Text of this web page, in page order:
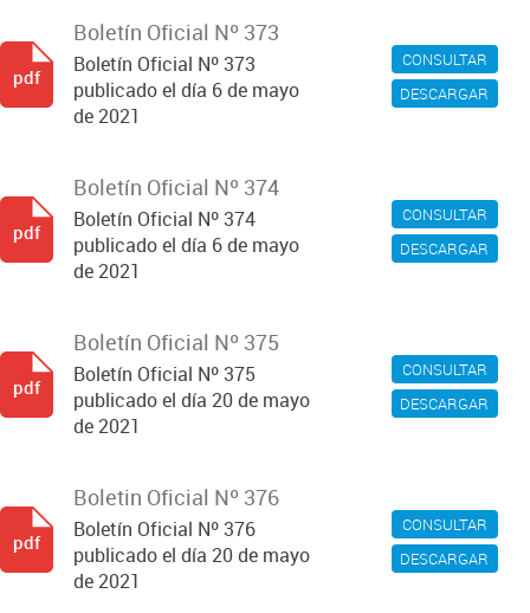
CONSULTAR
DESCARGAR
Boletín Oficial Nº 373
Boletín Oficial Nº 373
publicado el día 6 de mayo
de 2021
pdf
CONSULTAR
DESCARGAR
Boletín Oficial Nº 374
Boletín Oficial Nº 374
publicado el día 6 de mayo
de 2021
pdf
CONSULTAR
DESCARGAR
Boletín Oficial Nº 375
Boletín Oficial Nº 375
publicado el día 20 de mayo
de 2021
pdf
CONSULTAR
DESCARGAR
Boletin Oficial Nº 376
Boletín Oficial Nº 376
publicado el día 20 de mayo
de 2021
pdf